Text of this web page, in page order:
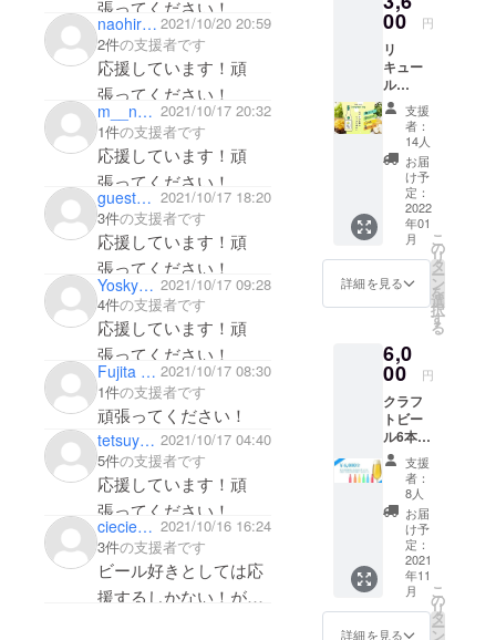
お酒の卸や酒造メー
カーさんのコロナ禍で
の大変さはお伺いして
います！少しですが支
援できればと思いま
す！
張ってください！
naohirohara1952 2021/10/20 20:59
2件の支援者です
応援しています！頑
張ってください！
m__nakao 2021/10/17 20:32
1件の支援者です
応援しています！頑
張ってください！
guest30e56c461924 2021/10/17 18:20
3件の支援者です
応援しています！頑
張ってください！
Yoskywalker 2021/10/17 09:28
4件の支援者です
応援しています！頑
張ってください！
Fujita Charo 2021/10/17 08:30
1件の支援者です
頑張ってください！
tetsuya45 2021/10/17 04:40
5件の支援者です
応援しています！頑
張ってください！
ciecie0420 2021/10/16 16:24
3件の支援者です
ビール好きとしては応
援するしかない！がん
00 円
リ
キュー
ル
「Jump
iest
Hop」
720ml 1
Jumpie
st Hop
HOPを
使用し
た蒸留
酒に白
ブドウ,
和梨,パ
プルの
果汁を
使用 ア
ルコー
ル度数
5~8%を
予定 -お
召し上
がり方
ロッ
ク・
ソーダ
割がお
ススメ -
保管方
法 冷蔵
保存推
支援
者：
14人
お届
け予
定：
2022
年01
月
詳細を見る
こ
の
リ
タ
ー
ン
を
選
択
す
る
6,0
00 円
クラフ
トビー
ル6本お
任せ
セット
＊苦手
な味や
好きな
味(スタ
イル)等
があれ
ば備考
欄に記
入下さ
支援
者：
8人
お届
け予
定：
2021
年11
月
詳細を見る
こ
の
リ
タ
ー
ン